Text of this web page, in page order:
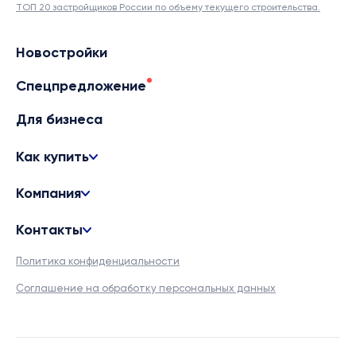
ТОП 20 застройщиков России по объему текущего строительства.
Новостройки
Спецпредложение
Для бизнеса
Как купить
Компания
Контакты
Политика конфиденциальности
Соглашение на обработку персональных данных